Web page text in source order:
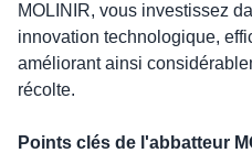
MOLINIR, vous investissez
innovation technologique,
améliorant ainsi
récolte.
Points clés de l'abbatteur